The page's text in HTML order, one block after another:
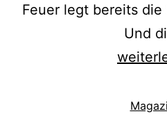
Feuer legt bereits die
Und